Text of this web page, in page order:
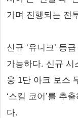
가며 진행되는 전
신규 ‘유니크’ 등
가능하다. 신규 시
웅 1단 아크 보스
‘스킬 코어’를 추
다.